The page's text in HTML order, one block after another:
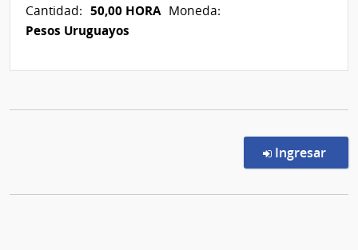
Cantidad: 50,00 HORA Moneda:
Pesos Uruguayos
Ingresar